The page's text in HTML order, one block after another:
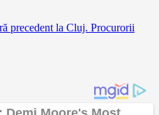
precedent la Cluj. Procurorii